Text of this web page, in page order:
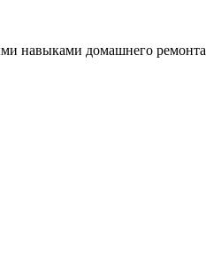
навыками домашнего ремонта